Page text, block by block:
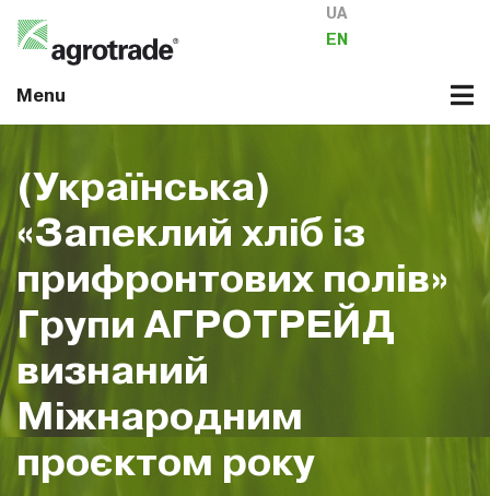
Menu
UA
EN
(Українська)
«Запеклий хліб із
прифронтових полів»
Групи АГРОТРЕЙД
визнаний
Міжнародним
проєктом року